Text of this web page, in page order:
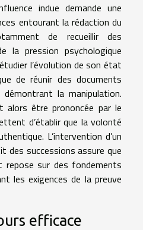
indue demande une
entourant la rédaction du
de recueillir des
la pression psychologique
l’évolution de son état
de réunir des documents
la manipulation.
alors être prononcée par le
d’établir que la volonté
L’intervention d’un
des successions assure que
sur des fondements
les exigences de la preuve
efficace